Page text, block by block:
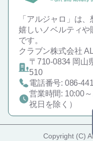
「アルジャロ」は
嬉しいノベルティや
です。
クラブン株式会社
〒710-0834 岡山
510
電話番号: 086-
営業時間: 10:00～
祝日を除く）
Copyright (C)